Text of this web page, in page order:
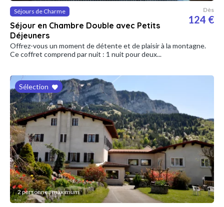
Séjours de Charme
Séjour en Chambre Double avec Petits
Déjeuners
Dès
124 €
Offrez-vous un moment de détente et de plaisir à la montagne.
Ce coffret comprend par nuit : 1 nuit pour deux...
Sélection
2 personnes maximum